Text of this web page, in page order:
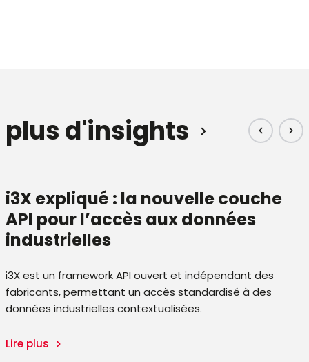
plus d'insights
i3X expliqué : la nouvelle couche
API pour l’accès aux données
industrielles
i3X est un framework API ouvert et indépendant des
fabricants, permettant un accès standardisé à des
données industrielles contextualisées.
Lire plus